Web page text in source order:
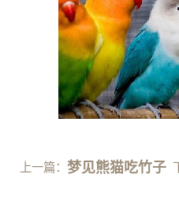
上一篇： 梦见熊猫吃竹子